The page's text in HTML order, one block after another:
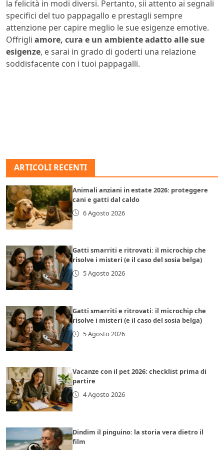
la felicità in modi diversi. Pertanto, sii attento ai segnali
specifici del tuo pappagallo e prestagli sempre
attenzione per capire meglio le sue esigenze emotive.
Offrigli amore, cura e un ambiente adatto alle sue
esigenze, e sarai in grado di goderti una relazione
soddisfacente con i tuoi pappagalli.
ARTICOLI RECENTI
Animali anziani in estate 2026: proteggere
cani e gatti dal caldo
6 Agosto 2026
Gatti smarriti e ritrovati: il microchip che
risolve i misteri (e il caso del sosia belga)
5 Agosto 2026
Gatti smarriti e ritrovati: il microchip che
risolve i misteri (e il caso del sosia belga)
5 Agosto 2026
Vacanze con il pet 2026: checklist prima di
partire
4 Agosto 2026
Dindim il pinguino: la storia vera dietro il
film